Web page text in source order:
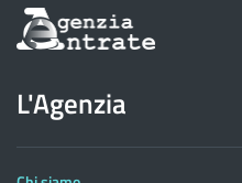
Informazioni
sul
dell'Agenzia
delle
Entrate
L'Agenzia